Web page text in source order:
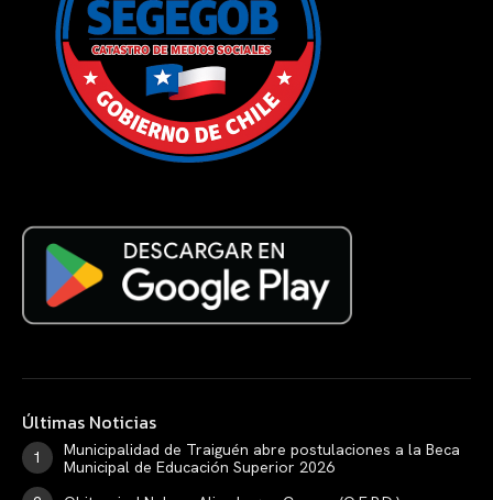
Últimas Noticias
Municipalidad de Traiguén abre postulaciones a la Beca
Municipal de Educación Superior 2026